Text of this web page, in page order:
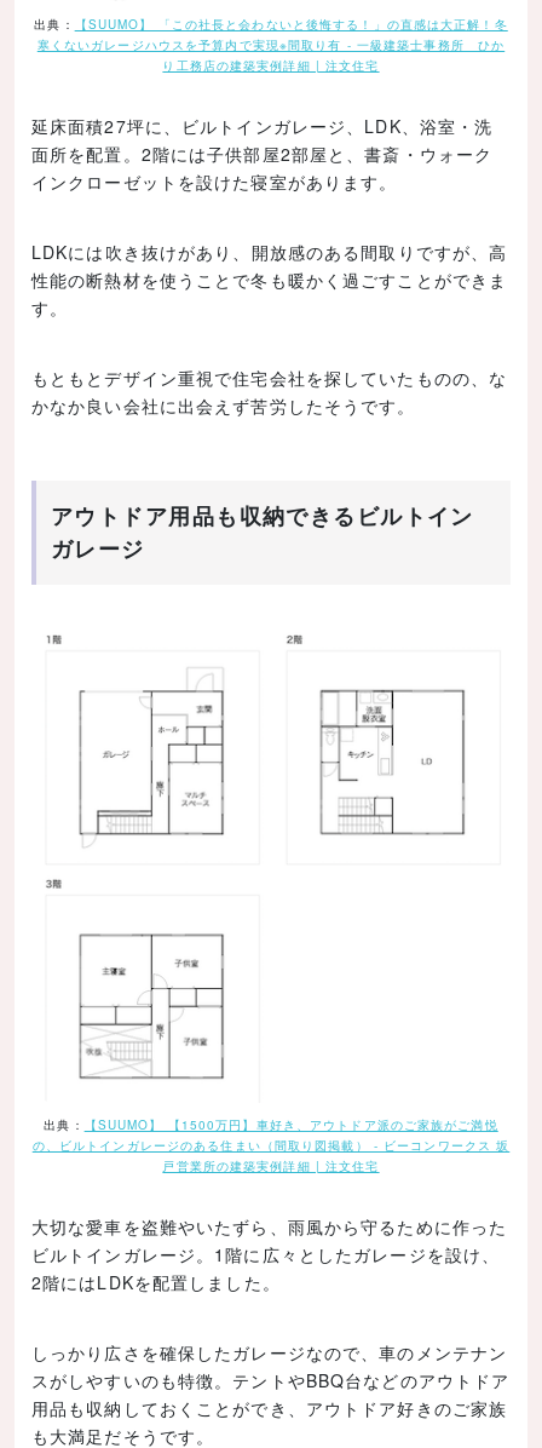
出典：
【SUUMO】 「この社長と会わないと後悔する！」の直感は大正解！冬
寒くないガレージハウスを予算内で実現※間取り有 - 一級建築士事務所 ひか
り工務店の建築実例詳細 | 注文住宅
延床面積27坪に、ビルトインガレージ、LDK、浴室・洗
面所を配置。2階には子供部屋2部屋と、書斎・ウォーク
インクローゼットを設けた寝室があります。
LDKには吹き抜けがあり、開放感のある間取りですが、高
性能の断熱材を使うことで冬も暖かく過ごすことができま
す。
もともとデザイン重視で住宅会社を探していたものの、な
かなか良い会社に出会えず苦労したそうです。
アウトドア用品も収納できるビルトイン
ガレージ
出典：
【SUUMO】 【1500万円】車好き、アウトドア派のご家族がご満悦
の、ビルトインガレージのある住まい（間取り図掲載） - ビーコンワークス 坂
戸営業所の建築実例詳細 | 注文住宅
大切な愛車を盗難やいたずら、雨風から守るために作った
ビルトインガレージ。1階に広々としたガレージを設け、
2階にはLDKを配置しました。
しっかり広さを確保したガレージなので、車のメンテナン
スがしやすいのも特徴。テントやBBQ台などのアウトドア
用品も収納しておくことができ、アウトドア好きのご家族
も大満足だそうです。